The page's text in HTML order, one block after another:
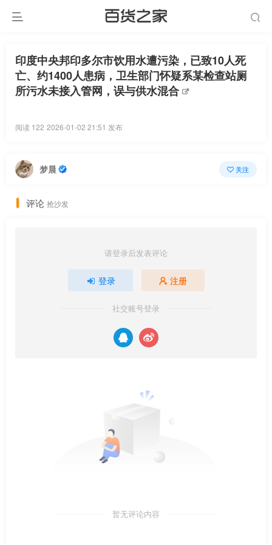
印度中央邦印多尔市饮用水遭污染，已致10人死
亡、约1400人患病，卫生部门怀疑系某检查站厕
所污水未接入管网，误与供水混合
阅读 122 2026-01-02 21:51 发布
梦晨 关注
评论 抢沙发
请登录后发表评论
登录 注册
社交账号登录
暂无评论内容